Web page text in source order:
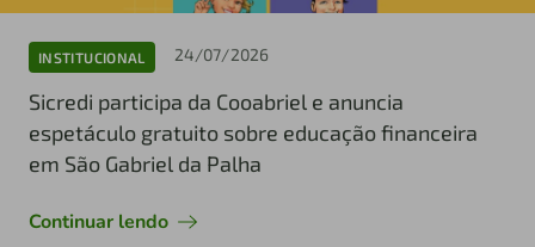
INSTITUCIONAL 24/07/2026
Sicredi participa da Cooabriel e anuncia
espetáculo gratuito sobre educação financeira
em São Gabriel da Palha
Continuar lendo